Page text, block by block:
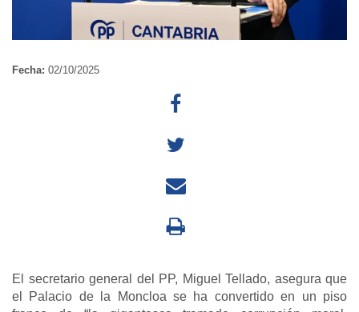
Fecha: 02/10/2025
El secretario general del PP, Miguel Tellado, asegura que
el Palacio de la Moncloa se ha convertido en un piso